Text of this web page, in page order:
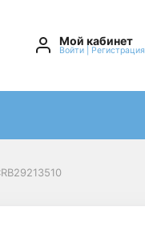
Мой кабинет
Войти Регистрация